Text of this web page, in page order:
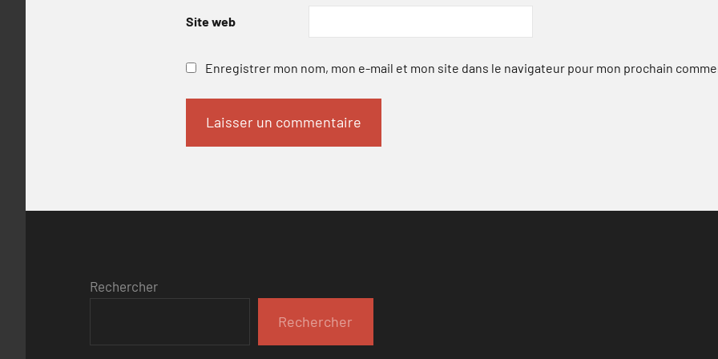
Site web
Enregistrer mon nom, mon e-mail et mon site dans le navigateur pour mon prochain
Rechercher
Rechercher